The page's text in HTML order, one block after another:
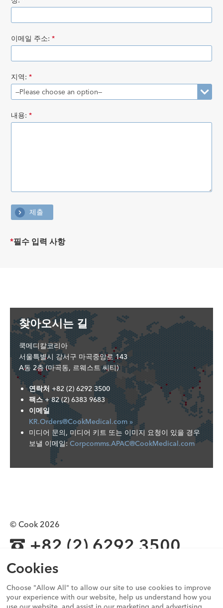
Cookies
Choose "Allow All" to allow our site to use cookies to improve
your experience with our website, help us understand how you
이메일 주소: *
지역: *
내용: *
*필수 입력 사항
찾아오시는 길
쿡메디칼코리아
서울특별시 강서구 마곡중앙로 143
A동 2층 (마곡동, 르웨스트 씨티)
연락처 +82 (2) 6292 3500
팩스+ 82 (2) 6383 9683
이메일
KR.Orders@CookMedical.com »
미디어 문의, 미디어 키트 또는 이미지 요청이 있을 경우
보낼 이메일: Corpcomms.APAC@CookMedical.com
© Cook 2026
+82 (2) 6292 3500
이 웹 사이트에 게시된 모든 제품이 한국의 규제기관을 포함 모든
나라의 규제기관으로부터 허가를 받은 것은 아닙니다. 자세한 내
용은 해당 지역의 쿡 메디칼 지사에 문의하십시오.